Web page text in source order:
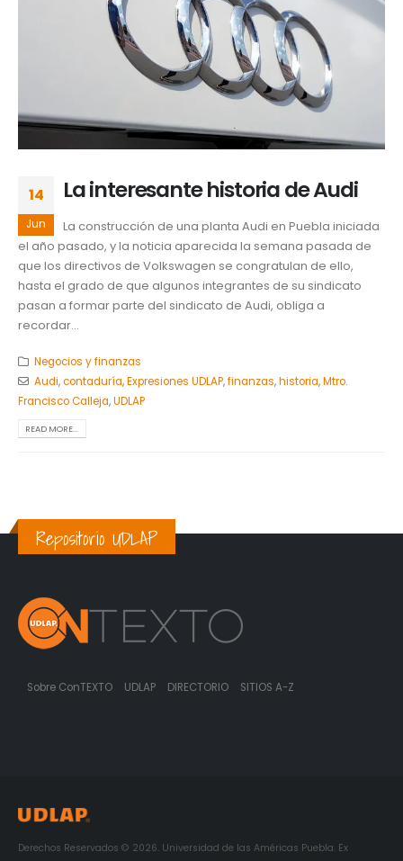
14
Jun
La interesante historia de Audi
La construcción de una planta Audi en Puebla iniciada
el año pasado, y la noticia aparecida la semana pasada de
que los directivos de Volkswagen se congratulan de ello,
hasta el grado de que algunos integrantes de su sindicato
pasan a formar parte del sindicato de Audi, obliga a
recordar...
Negocios y finanzas
Audi,contaduría,Expresiones UDLAP,finanzas,historia,Mtro.
Francisco Calleja,UDLAP
READ MORE...
Repositorio UDLAP
Sobre ConTEXTO UDLAP DIRECTORIO SITIOS A-Z
Derechos Reservados © 2026. Universidad de las Américas Puebla. Ex